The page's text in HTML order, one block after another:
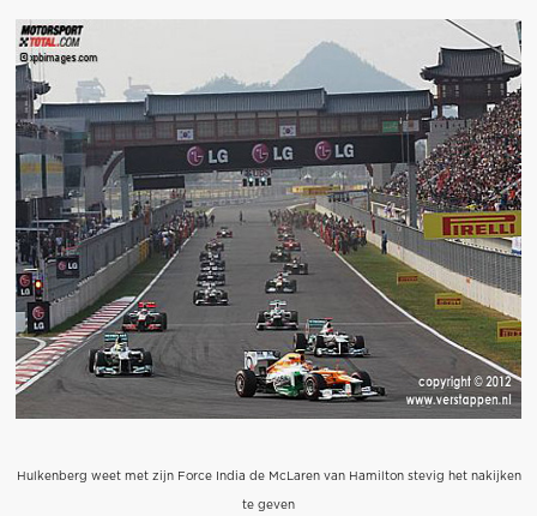
Hulkenberg weet met zijn Force India de McLaren van Hamilton stevig het nakijken
te geven